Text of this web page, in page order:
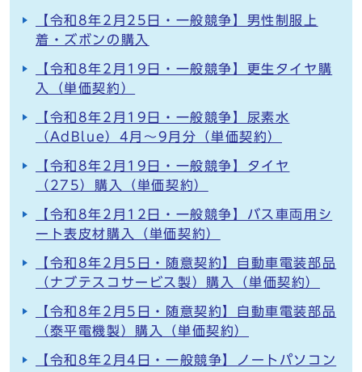
【令和8年2月25日・一般競争】男性制服上
着・ズボンの購入
【令和8年2月19日・一般競争】更生タイヤ購
入（単価契約）
【令和8年2月19日・一般競争】尿素水
（AdBlue）4月～9月分（単価契約）
【令和8年2月19日・一般競争】タイヤ
（275）購入（単価契約）
【令和8年2月12日・一般競争】バス車両用シ
ート表皮材購入（単価契約）
【令和8年2月5日・随意契約】自動車電装部品
（ナブテスコサービス製）購入（単価契約）
【令和8年2月5日・随意契約】自動車電装部品
（泰平電機製）購入（単価契約）
【令和8年2月4日・一般競争】ノートパソコン